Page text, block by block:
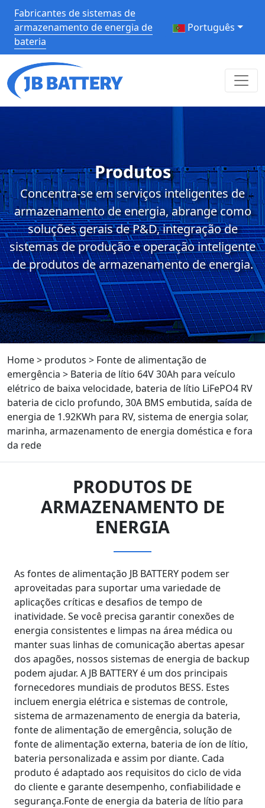
Fabricantes de sistemas de
armazenamento de energia de
bateria
Português
Produtos
Concentra-se em serviços inteligentes de
armazenamento de energia, abrange como
soluções gerais de P&D, integração de
sistemas de produção e operação inteligente
de produtos de armazenamento de energia.
Home> produtos > Fonte de alimentação de
emergência > Bateria de lítio 64V 30Ah para veículo
elétrico de baixa velocidade, bateria de lítio LiFePO4 RV
bateria de ciclo profundo, 30A BMS embutida, saída de
energia de 1.92KWh para RV, sistema de energia solar,
marinha, armazenamento de energia doméstica e fora
da rede
PRODUTOS DE
ARMAZENAMENTO DE
ENERGIA
As fontes de alimentação JB BATTERY podem ser
aproveitadas para suportar uma variedade de
aplicações críticas e desafios de tempo de
inatividade. Se você precisa garantir conexões de
energia consistentes e limpas na área médica ou
manter suas linhas de comunicação abertas apesar
dos apagões, nossos sistemas de energia de backup
podem ajudar. A JB BATTERY é um dos principais
fornecedores mundiais de produtos BESS. Estes
incluem energia elétrica e sistemas de controle,
sistema de armazenamento de energia da bateria,
fonte de alimentação de emergência, solução de
fonte de alimentação externa, bateria de íon de lítio,
bateria personalizada e assim por diante. Cada
produto é adaptado aos requisitos do ciclo de vida
do cliente e garante desempenho, confiabilidade e
segurança.Fonte de energia da bateria de lítio para